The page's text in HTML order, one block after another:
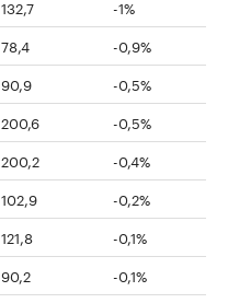
132,7
-1%
78,4
-0,9%
90,9
-0,5%
200,6
-0,5%
200,2
-0,4%
102,9
-0,2%
121,8
-0,1%
90,2 -0,1%